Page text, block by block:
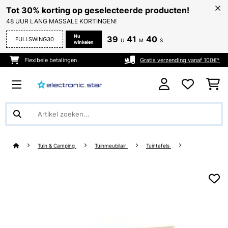
Tot 30% korting op geselecteerde producten!
48 UUR LANG MASSALE KORTINGEN!
FULLSWING30
Nu
winkelen
39 U 41 M 40 S
Flexibele betalingen Gratis verzending vanaf 100€*
Tuin & Camping Tuinmeubilair Tuintafels